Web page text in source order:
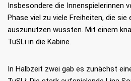
Insbesondere die Innenspielerinnen
Phase viel zu viele Freiheiten, die sie
auszunutzen wussten. Mit einem
TuSLi in die Kabine.
In Halbzeit zwei gab es zunächst